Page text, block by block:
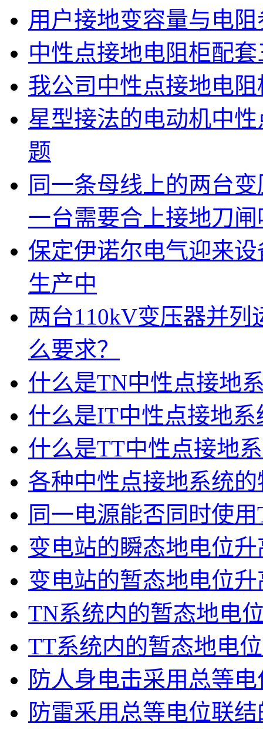
用户接地变容量与电
中性点接地电阻柜配
我公司中性点接地电
星型接法的电动机中
题
同一条母线上的两台
一台需要合上接地刀闸
保定伊诺尔电气迎来
生产中
两台110kV变压器并
么要求？
什么是TN中性点接地
什么是IT中性点接地系
什么是TT中性点接地
各种中性点接地系统
同一电源能否同时使
变电站的瞬态地电位
变电站的暂态地电位
TN系统内的暂态地电
TT系统内的暂态地电
防人身电击采用总等
防雷釆用总等电位联